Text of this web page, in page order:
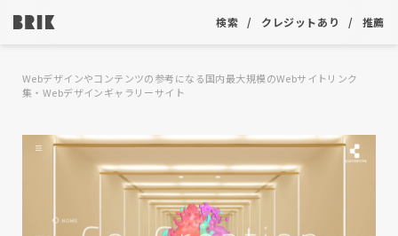
検索 クレジットあり 推薦
Webデザインやコンテンツの参考になる国内最大規模のWebサイトリンク
集・Webデザインギャラリーサイト